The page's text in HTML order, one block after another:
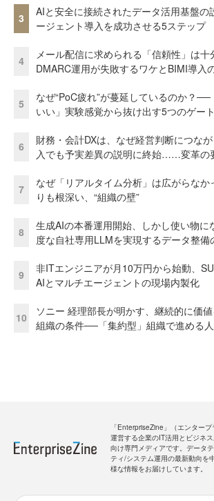
3
AIと安全に接続されたデータ活用基盤
ージェント導入を成功させる5ステップ
4
メール配信に求められる「信頼性」は
DMARC運用が失敗するワケとBIMI導入
5
なぜ“PoC疲れ”が蔓延しているのか？
いい」実験感覚から抜け出す5つのゲー
6
財務・会計DXは、なぜ経営判断につな
入でも予実差異の説明に終始……変革の
7
なぜ「リアルタイム分析」は広がらな
りも根深い、“組織の壁”
8
生成AIの本番運用開始、しかし使い物
度な自社専用LLMを実現するデータ整備
9
非ITエンジニアが月10万円から始動、
AIとマルチエージェントの現場内製化
10
ソニー 経理部長が明かす、継続的に価
組織の条件──「集約型」組織で進める
「EnterpriseZine」（エンター
運営する企業のIT活用とビジネ
向け専門メディアです。データ
ティ/システム運用の最新動向を
様な情報をお届けしています。